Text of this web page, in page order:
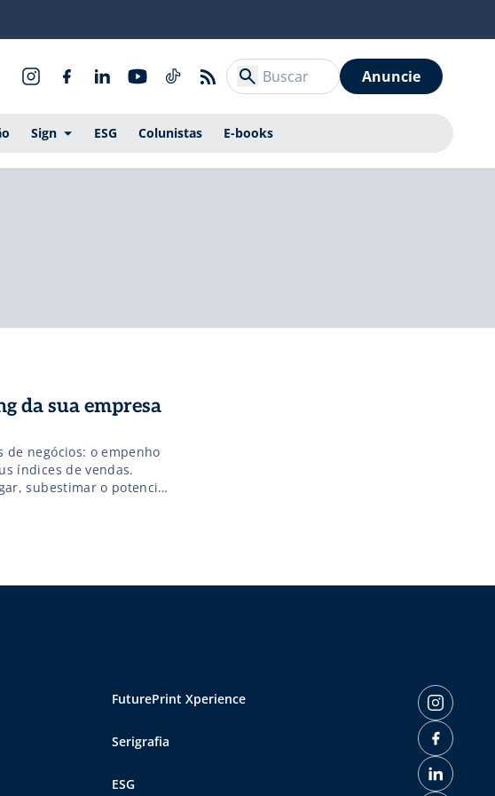
Anuncie
Sign ESG Colunistas E-books
da sua empresa
de negócios: o empenho
índices de vendas.
subestimar o potencial
contatos para garantir
FuturePrint Xperience
Serigrafia
ESG